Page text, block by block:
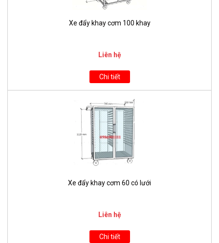
Xe đẩy khay cơm 100 khay
Liên hệ
Chi tiết
Xe đẩy khay cơm 60 có lưới
Liên hệ
Chi tiết